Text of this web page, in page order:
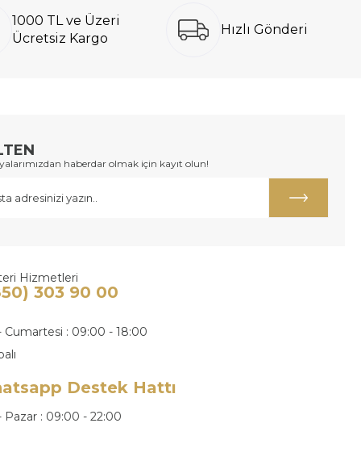
1000 TL ve Üzeri
Ücretsiz Kargo
Hızlı Gönderi
haberdar olmak için kayıt olun!
Hizmetleri
303 90 00
Cumartesi : 09:00 - 18:00
Destek Hattı
Pazar : 09:00 - 22:00